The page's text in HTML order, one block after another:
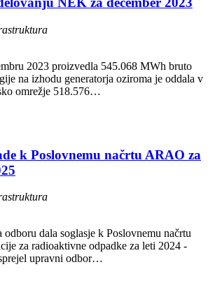
2023 proizvedla 545.068 MWh bruto
na izhodu generatorja oziroma je oddala v
omrežje 518.576…
k Poslovnemu načrtu ARAO za
odboru dala soglasje k Poslovnemu načrtu
za radioaktivne odpadke za leti 2024 -
upravni odbor…